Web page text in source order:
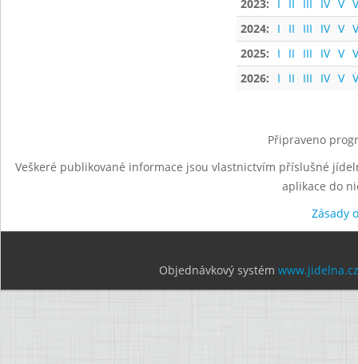
2023:
I II III IV V
2024:
I II III IV V
2025:
I II III IV V
2026:
I II III IV V
Připraveno
Veškeré publikované informace jsou vlastnictvím příslušné
aplikace do
Zásady
Objednávkový systém www.jidelna.cz